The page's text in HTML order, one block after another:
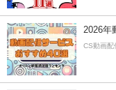
2026年
CS動画配